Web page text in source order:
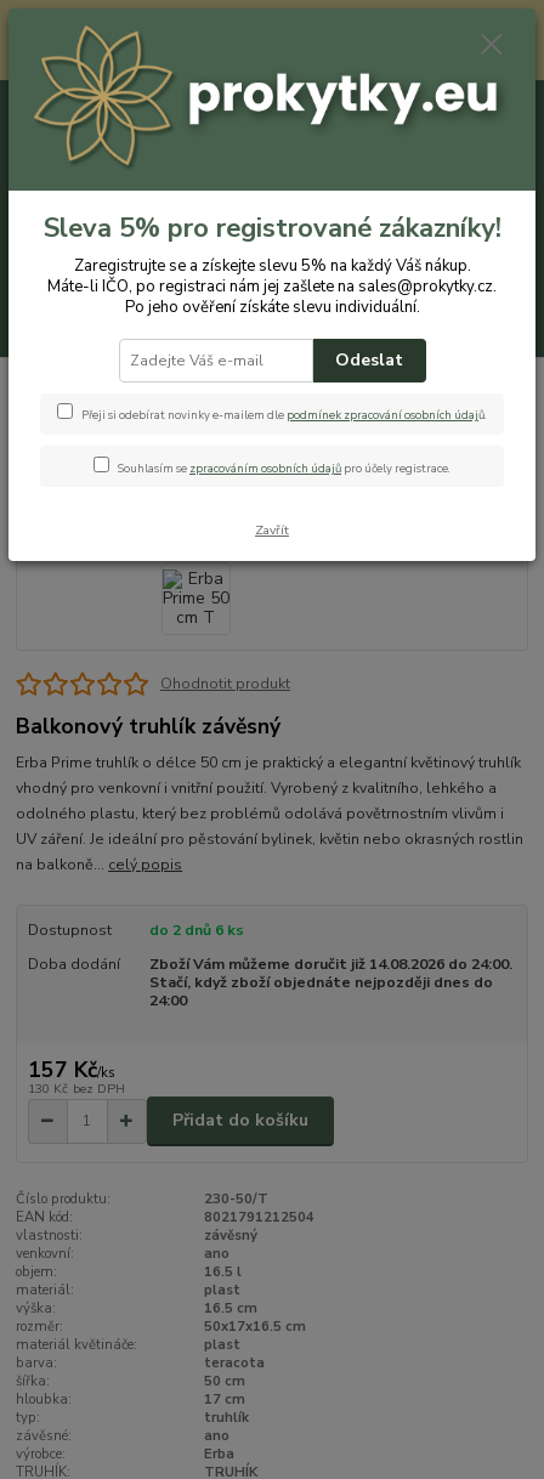
Registrovaným zákazníkům nabízíme slevu 5% na každý nákup. Máte-li
IČO, po registraci nám jej zašlete na sales@prokytky.cz. Po jeho ověření
získáte slevu individuální. Přejít na registraci →
Menu
+420 774 544 973
Pro Kytky Truhlíky Erba Prime 50 cm T
Ohodnotit produkt
Balkonový truhlík závěsný
Erba Prime truhlík o délce 50 cm je praktický a elegantní květinový truhlík
vhodný pro venkovní i vnitřní použití. Vyrobený z kvalitního, lehkého a
odolného plastu, který bez problémů odolává povětrnostním vlivům i
UV záření. Je ideální pro pěstování bylinek, květin nebo okrasných rostlin
na balkoně... celý popis
Dostupnost
do 2 dnů 6 ks
Doba dodání
Zboží Vám můžeme doručit již 14.08.2026 do 24:00.
Stačí, když zboží objednáte nejpozději dnes do
24:00
157 Kč/ks
130 Kč bez DPH
Přidat do košíku
Číslo produktu:
230-50/T
EAN kód:
8021791212504
vlastnosti:
závěsný
venkovní:
ano
objem:
16.5 l
materiál:
plast
výška:
16.5 cm
rozměr:
50x17x16.5 cm
materiál květináče:
plast
barva:
teracota
šířka:
50 cm
hloubka:
17 cm
typ:
truhlík
závěsné:
ano
výrobce:
Erba
TRUHÍK:
TRUHÍK
Sleva 5% pro registrované zákazníky!
Zaregistrujte se a získejte slevu 5% na každý Váš nákup.
Máte-li IČO, po registraci nám jej zašlete na sales@prokytky.cz.
Po jeho ověření získáte slevu individuální.
Odeslat
Přeji si odebírat novinky e-mailem dle podmínek zpracování osobních údajů.
Souhlasím se zpracováním osobních údajů pro účely registrace.
Zavřít